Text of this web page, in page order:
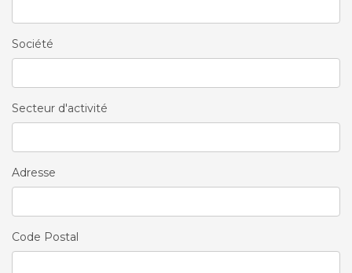
Société
Secteur d'activité
Adresse
Code Postal